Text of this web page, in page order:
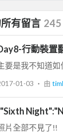
有留言 245
行動裝置
01-03 ‧ 由
片全部不見了!!